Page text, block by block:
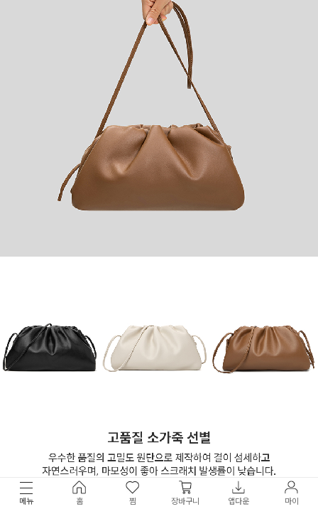
메뉴 홈 찜 장바구니 앱다운 마이